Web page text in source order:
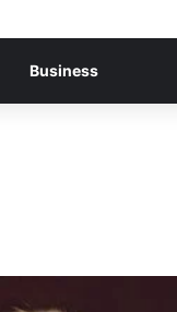
Business